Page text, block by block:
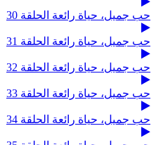
حب جميل، حياة رائعة الحلقة 30
حب جميل، حياة رائعة الحلقة 31
حب جميل، حياة رائعة الحلقة 32
حب جميل، حياة رائعة الحلقة 33
حب جميل، حياة رائعة الحلقة 34